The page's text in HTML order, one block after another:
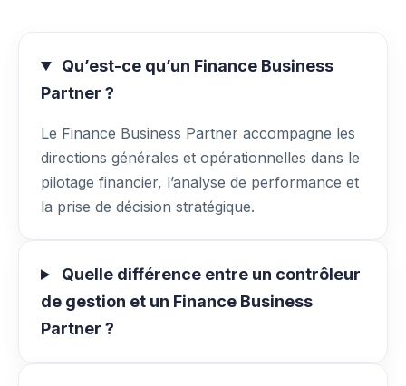
Qu’est-ce qu’un Finance Business
Partner ?
Le Finance Business Partner accompagne les
directions générales et opérationnelles dans le
pilotage financier, l’analyse de performance et
la prise de décision stratégique.
Quelle différence entre un contrôleur
de gestion et un Finance Business
Partner ?